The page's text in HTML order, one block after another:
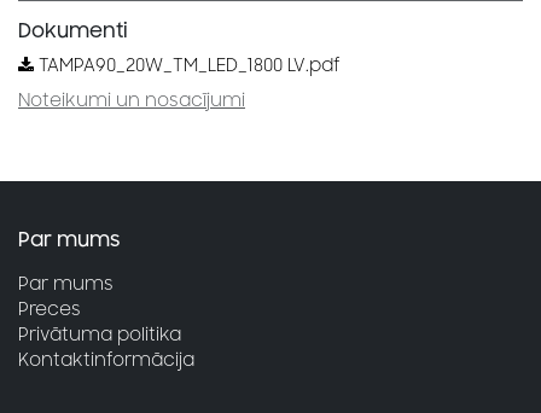
Dokumenti
TAMPA90_20W_TM_LED_1800 LV.pdf
Noteikumi un nosacījumi
Par mums
Par mums
Preces
Privātuma politika
Kontaktinformācija